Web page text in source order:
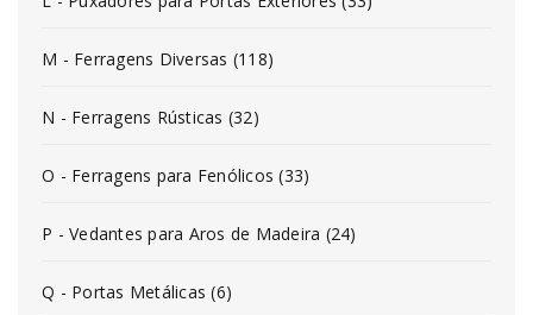
M - Ferragens Diversas (118)
N - Ferragens Rústicas (32)
O - Ferragens para Fenólicos (33)
P - Vedantes para Aros de Madeira (24)
Q - Portas Metálicas (6)